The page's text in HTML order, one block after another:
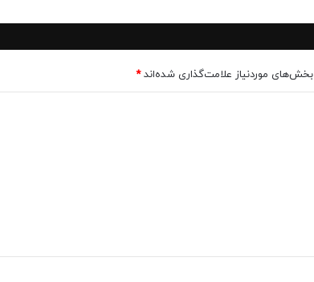
بخش‌های موردنیاز علامت‌گذاری شده‌اند*